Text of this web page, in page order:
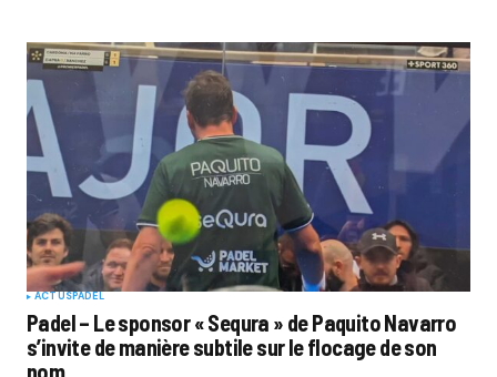
ACTUSPADEL
Padel – Le sponsor « Sequra » de Paquito Navarro
s’invite de manière subtile sur le flocage de son
nom